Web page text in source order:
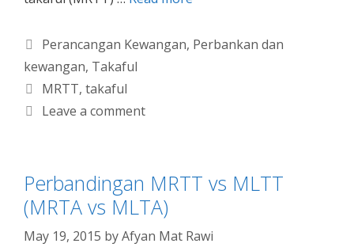
Categories
Perancangan Kewangan, Perbankan dan
kewangan, Takaful
Tags
MRTT, takaful
Leave a comment
Perbandingan MRTT vs MLTT
(MRTA vs MLTA)
May 19, 2015 byAfyan Mat Rawi